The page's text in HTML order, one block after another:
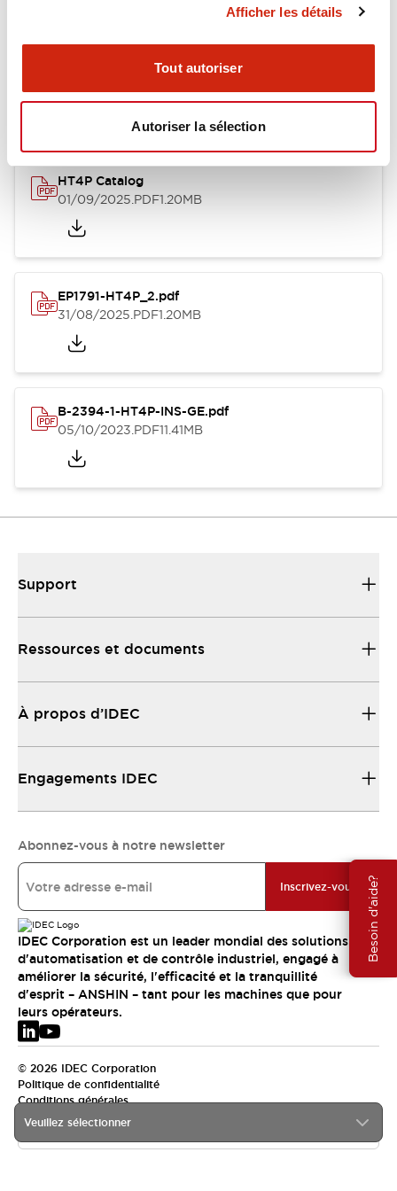
Afficher les détails
Tout autoriser
Autoriser la sélection
Besoin d'aide?
Documents et fichiers
Catalogues Et Brochures Fichiers CAO
HT4P Catalog
01/09/2025.PDF1.20MB
EP1791-HT4P_2.pdf
31/08/2025.PDF1.20MB
B-2394-1-HT4P-INS-GE.pdf
05/10/2023.PDF11.41MB
Veuillez sélectionner
Support
Ressources et documents
À propos d’IDEC
Engagements IDEC
Abonnez-vous à notre newsletter
Inscrivez-vous
IDEC Corporation est un leader mondial des solutions
d'automatisation et de contrôle industriel, engagé à
améliorer la sécurité, l'efficacité et la tranquillité
d'esprit – ANSHIN – tant pour les machines que pour
leurs opérateurs.
© 2026 IDEC Corporation
Politique de confidentialité
Conditions générales
EMEA